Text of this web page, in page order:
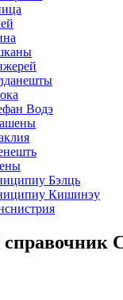
Водэ
Бэлць
Кишинэу